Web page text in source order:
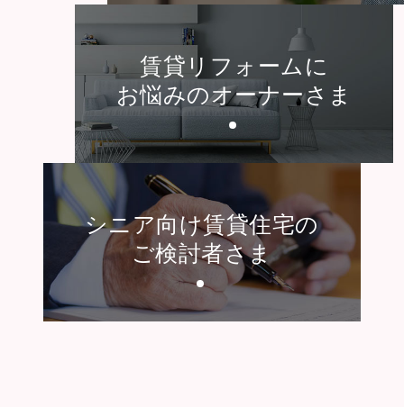
賃貸リフォームに
お悩みのオーナーさま
シニア向け賃貸住宅の
ご検討者さま